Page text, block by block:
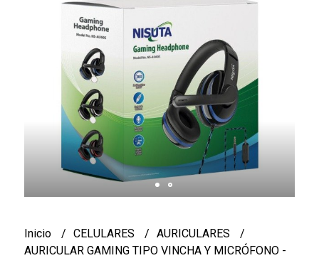
Inicio CELULARES
AURICULARES
AURICULAR GAMING TIPO VINCHA Y MICRÓFONO -